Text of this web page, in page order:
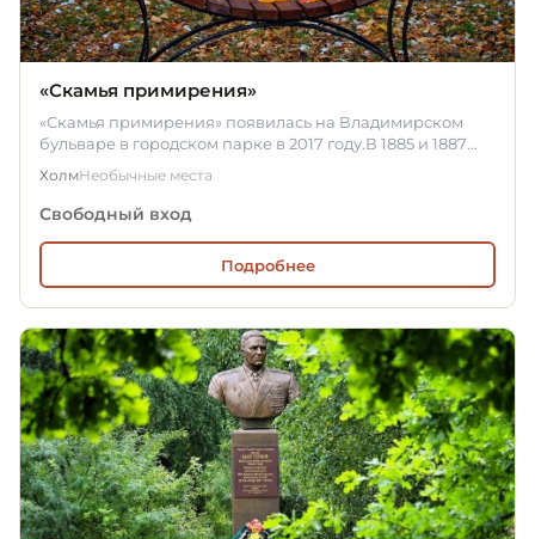
«Скамья примирения»
«Скамья примирения» появилась на Владимирском
бульваре в городском парке в 2017 году.В 1885 и 1887
ХолмНеобычные места
Свободный вход
Подробнее